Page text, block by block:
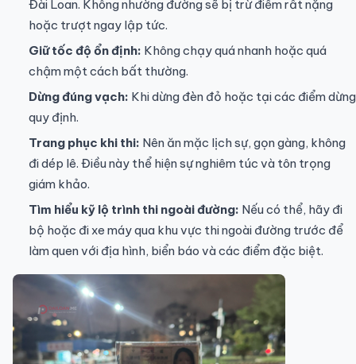
Đài Loan. Không nhường đường sẽ bị trừ điểm rất nặng
hoặc trượt ngay lập tức.
Giữ tốc độ ổn định: Không chạy quá nhanh hoặc quá
chậm một cách bất thường.
Dừng đúng vạch: Khi dừng đèn đỏ hoặc tại các điểm dừng
quy định.
Trang phục khi thi: Nên ăn mặc lịch sự, gọn gàng, không
đi dép lê. Điều này thể hiện sự nghiêm túc và tôn trọng
giám khảo.
Tìm hiểu kỹ lộ trình thi ngoài đường: Nếu có thể, hãy đi
bộ hoặc đi xe máy qua khu vực thi ngoài đường trước để
làm quen với địa hình, biển báo và các điểm đặc biệt.